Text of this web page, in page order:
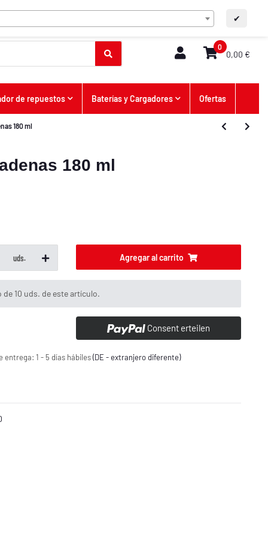
✔
ES Contacto
0
0,00 €
de repuestos Baterías y Cargadores Ofertas
180 ml
180 ml
uds. Agregar al carrito
10 uds. de este artículo.
Consent erteilen
entrega: 1 - 5 días hábiles(DE - extranjero diferente)